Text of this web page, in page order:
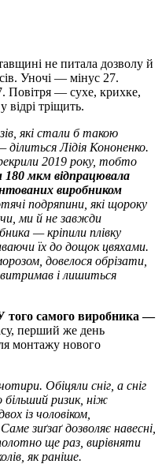
не питала дозволу й
Уночі — мінус 27.
Повітря — сухе, крихке,
тріщить.
які стали б такою
ділиться Лідія Кононенко.
2019 року, тобто
мкм відпрацювала
виробником
подряпини, які щороку
ми й не завжди
— кріпили плівку
їх до дощок цвяхами.
довелося обрізати,
і лишиться
того самого виробника —
перший же день
монтажу нового
Обіцяли сніг, а сніг
більший ризик, ніж
із чоловіком,
зиґзаґ дозволяє навесні,
ще раз, вирівняти
як раніше.